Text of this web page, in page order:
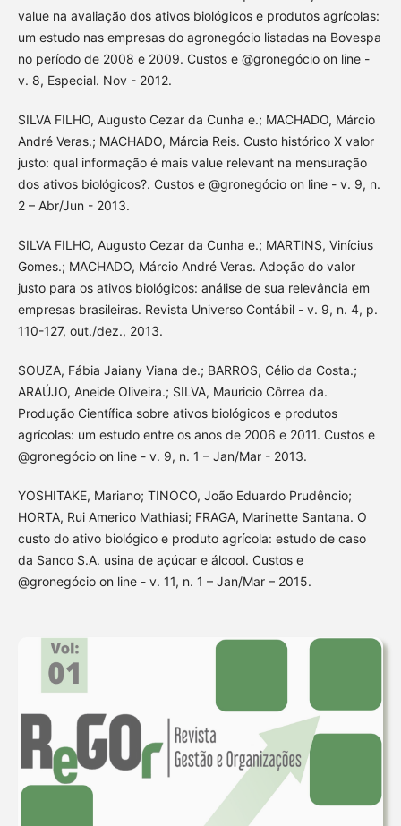
value na avaliação dos ativos biológicos e produtos agrícolas:
um estudo nas empresas do agronegócio listadas na Bovespa
no período de 2008 e 2009. Custos e @gronegócio on line -
v. 8, Especial. Nov - 2012.
SILVA FILHO, Augusto Cezar da Cunha e.; MACHADO, Márcio
André Veras.; MACHADO, Márcia Reis. Custo histórico X valor
justo: qual informação é mais value relevant na mensuração
dos ativos biológicos?. Custos e @gronegócio on line - v. 9, n.
2 – Abr/Jun - 2013.
SILVA FILHO, Augusto Cezar da Cunha e.; MARTINS, Vinícius
Gomes.; MACHADO, Márcio André Veras. Adoção do valor
justo para os ativos biológicos: análise de sua relevância em
empresas brasileiras. Revista Universo Contábil - v. 9, n. 4, p.
110-127, out./dez., 2013.
SOUZA, Fábia Jaiany Viana de.; BARROS, Célio da Costa.;
ARAÚJO, Aneide Oliveira.; SILVA, Mauricio Côrrea da.
Produção Científica sobre ativos biológicos e produtos
agrícolas: um estudo entre os anos de 2006 e 2011. Custos e
@gronegócio on line - v. 9, n. 1 – Jan/Mar - 2013.
YOSHITAKE, Mariano; TINOCO, João Eduardo Prudêncio;
HORTA, Rui Americo Mathiasi; FRAGA, Marinette Santana. O
custo do ativo biológico e produto agrícola: estudo de caso
da Sanco S.A. usina de açúcar e álcool. Custos e
@gronegócio on line - v. 11, n. 1 – Jan/Mar – 2015.